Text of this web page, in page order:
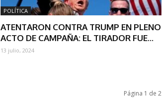
POLÍTICA
ATENTARON CONTRA TRUMP EN PLENO
ACTO DE CAMPAÑA: EL TIRADOR FUE...
13 julio, 2024
Página 1 de 2